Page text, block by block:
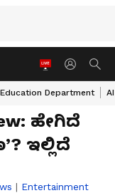
Department
ಹೇಗಿದೆ
ಇಲ್ಲಿದೆ
| Entertainment